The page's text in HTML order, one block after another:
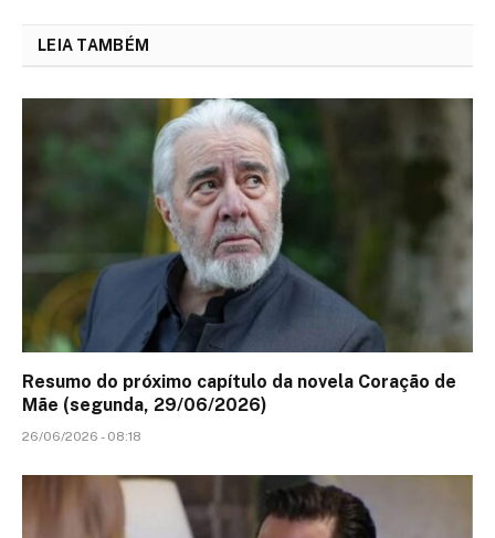
LEIA TAMBÉM
Resumo do próximo capítulo da novela Coração de
Mãe (segunda, 29/06/2026)
26/06/2026 - 08:18